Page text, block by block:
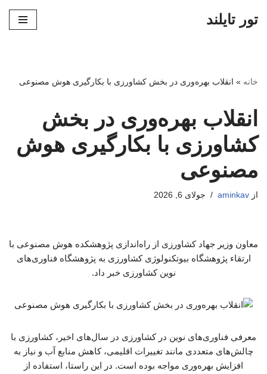
تور تایلند
خانه » انقلاب بهره‌وری در بخش کشاورزی با بکارگیری هوش مصنوعی
انقلاب بهره‌وری در بخش
کشاورزی با بکارگیری هوش
مصنوعی
از aminkav جولای 6, 2026
معاون وزیر جهاد کشاورزی از راه‌اندازی پژوهشکده هوش مصنوعی با
ارتقاء پژوهشگاه بیوتکنولوژی کشاورزی به پژوهشگاه فناوری‌های
نوین کشاورزی خبر داد.
معرفی فناوری‌های نوین در کشاورزی در سال‌های اخیر، کشاورزی با
چالش‌های متعددی مانند تغییرات اقلیمی، کاهش منابع آب و نیاز به
افزایش بهره‌وری مواجه بوده است. در این راستا، استفاده از